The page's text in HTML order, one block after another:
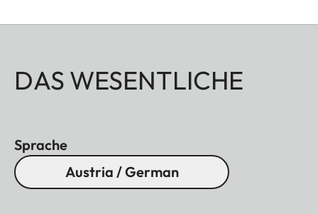
DAS WESENTLICHE
Sprache
Austria / German